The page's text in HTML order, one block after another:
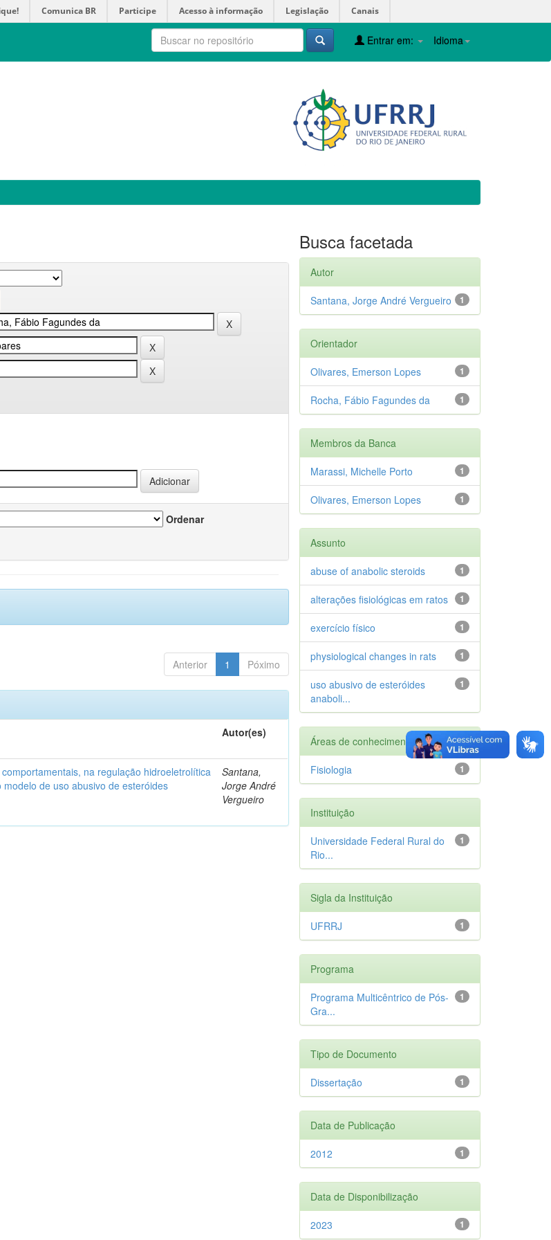
Comunica BR Participe Acesso à informação Legislação Canais
Idioma
Entrar em:
Ordenar
Anterior 1 Póximo
Autor(es)
na regulação hidroeletrolítica
de uso abusivo de esteróides
Santana,
Jorge André
Vergueiro
Busca facetada
Autor
1
Santana, Jorge André Vergueiro
Orientador
1
Olivares, Emerson Lopes
1
Rocha, Fábio Fagundes da
Membros da Banca
1
Marassi, Michelle Porto
1
Olivares, Emerson Lopes
Assunto
1
abuse of anabolic steroids
1
alterações fisiológicas em ratos
1
exercício físico
1
physiological changes in rats
1
uso abusivo de esteróides
anaboli...
Áreas de conhecimento
1
Fisiologia
Instituição
1
Universidade Federal Rural do
Rio...
Sigla da Instituição
1
UFRRJ
Programa
1
Programa Multicêntrico de Pós-
Gra...
Tipo de Documento
1
Dissertação
Data de Publicação
1
2012
Data de Disponibilização
1
2023